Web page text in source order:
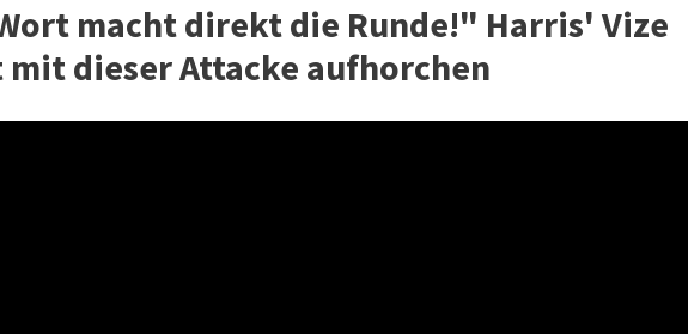
macht direkt die Runde!" Harris' Vize
mit dieser Attacke aufhorchen